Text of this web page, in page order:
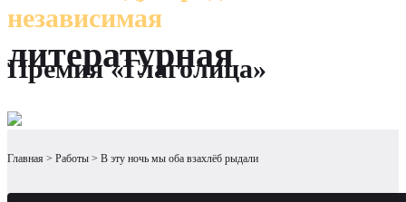
независимая
литературная
Премия «Глаголица»
Главная Работы В эту ночь мы оба взахлёб рыдали